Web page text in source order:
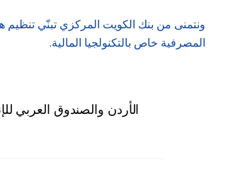
ونتمنى من بنك الكويت المركزي تبنّي تنظيم
المصرفية خاص بالتكنولجيا المالية.
الأردن والصندوق العربي